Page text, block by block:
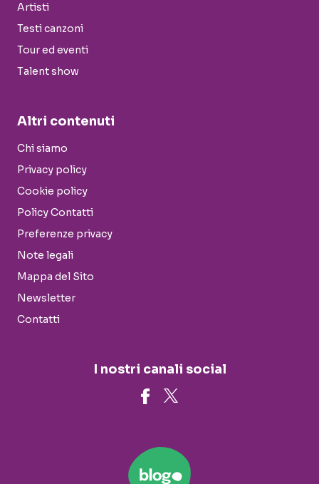
Artisti
Testi canzoni
Tour ed eventi
Talent show
Altri contenuti
Chi siamo
Privacy policy
Cookie policy
Policy Contatti
Preferenze privacy
Note legali
Mappa del Sito
Newsletter
Contatti
I nostri canali social